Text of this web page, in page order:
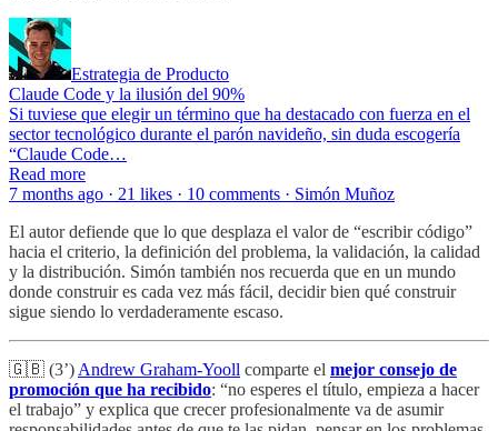
Estrategia de Producto
Claude Code y la ilusión del 90%
Si tuviese que elegir un término que ha destacado con fuerza en el
sector tecnológico durante el parón navideño, sin duda escogería
“Claude Code…
Read more
7 months ago · 21 likes · 10 comments · Simón Muñoz
El autor defiende que lo que desplaza el valor de “escribir código”
hacia el criterio, la definición del problema, la validación, la calidad
y la distribución. Simón también nos recuerda que en un mundo
donde construir es cada vez más fácil, decidir bien qué construir
sigue siendo lo verdaderamente escaso.
🇬🇧 (3’) Andrew Graham-Yooll comparte el mejor consejo de
promoción que ha recibido: “no esperes el título, empieza a hacer
el trabajo” y explica que crecer profesionalmente va de asumir